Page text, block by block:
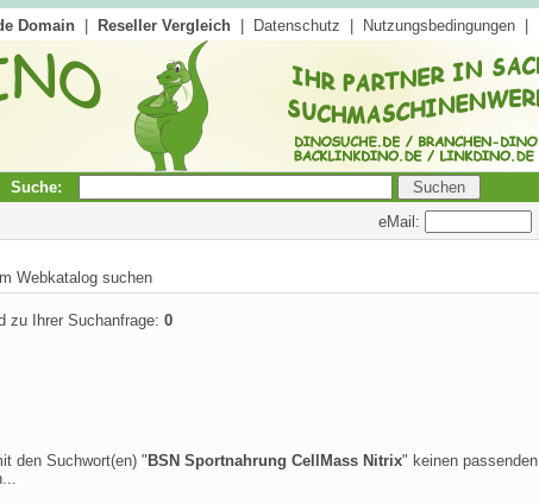
Domain Reseller Vergleich Datenschutz Nutzungsbedingungen
Suche:
eMail:
Webkatalog suchen
zu Ihrer Suchanfrage: 0
den Suchwort(en) " BSN Sportnahrung CellMass Nitrix" keinen passenden